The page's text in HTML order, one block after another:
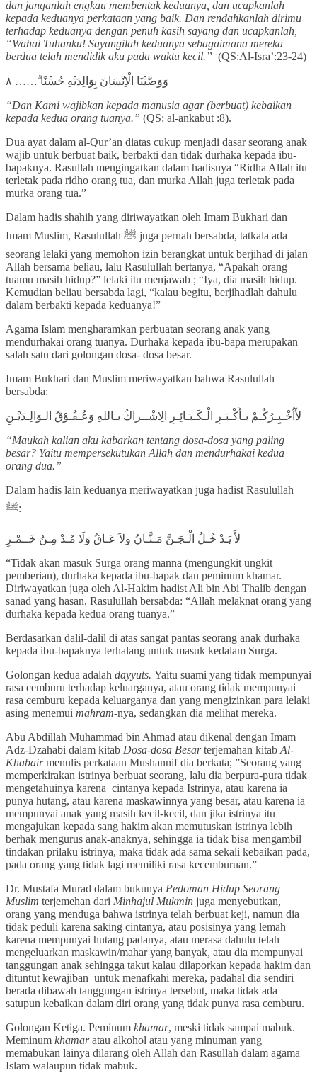
dan janganlah engkau membentak keduanya, dan ucapkanlah
kepada keduanya perkataan yang baik. Dan rendahkanlah dirimu
terhadap keduanya dengan penuh kasih sayang dan ucapkanlah,
“Wahai Tuhanku! Sayangilah keduanya sebagaimana mereka
berdua telah mendidik aku pada waktu kecil.” (QS:Al-Isra’:23-24)
وَوَصَّيْنَا الْاِنْسَانَ بِوَالِدَيْهِ حُسْنًا ۗ…… ٨
“Dan Kami wajibkan kepada manusia agar (berbuat) kebaikan
kepada kedua orang tuanya.” (QS: al-ankabut :8).
Dua ayat dalam al-Qur’an diatas cukup menjadi dasar seorang anak
wajib untuk berbuat baik, berbakti dan tidak durhaka kepada ibu-
bapaknya. Rasullah mengingatkan dalam hadisnya “Ridha Allah itu
terletak pada ridho orang tua, dan murka Allah juga terletak pada
murka orang tua.”
Dalam hadis shahih yang diriwayatkan oleh Imam Bukhari dan
Imam Muslim, Rasulullah ﷺ juga pernah bersabda, tatkala ada
seorang lelaki yang memohon izin berangkat untuk berjihad di jalan
Allah bersama beliau, lalu Rasulullah bertanya, “Apakah orang
tuamu masih hidup?” lelaki itu menjawab ; “Iya, dia masih hidup.
Kemudian beliau bersabda lagi, “kalau begitu, berjihadlah dahulu
dalam berbakti kepada keduanya!”
Agama Islam mengharamkan perbuatan seorang anak yang
mendurhakai orang tuanya. Durhaka kepada ibu-bapa merupakan
salah satu dari golongan dosa- dosa besar.
Imam Bukhari dan Muslim meriwayatkan bahwa Rasulullah
bersabda:
لأَاُخْـبِـرُكٌـمْ بـأَكْـبَـرِ الْـكَـبَـائِـرِ الِاشْــراكُ بـاللهِ وَعُـقُـوْقُ الـوَالِـدَيْـنِ
“Maukah kalian aku kabarkan tentang dosa-dosa yang paling
besar? Yaitu mempersekutukan Allah dan mendurhakai kedua
orang dua.”
Dalam hadis lain keduanya meriwayatkan juga hadist Rasulullah
ﷺ:
لأَ يَـدْ خُـلُ الْـجَـنَّ مَـنَّـانُ ولاَ عَـاقُ وَلَا مُـدْ مِـنُ خَــمْـرِ
“Tidak akan masuk Surga orang manna (mengungkit ungkit
pemberian), durhaka kepada ibu-bapak dan peminum khamar.
Diriwayatkan juga oleh Al-Hakim hadist Ali bin Abi Thalib dengan
sanad yang hasan, Rasulullah bersabda: “Allah melaknat orang yang
durhaka kepada kedua orang tuanya.”
Berdasarkan dalil-dalil di atas sangat pantas seorang anak durhaka
kepada ibu-bapaknya terhalang untuk masuk kedalam Surga.
Golongan kedua adalah dayyuts. Yaitu suami yang tidak mempunyai
rasa cemburu terhadap keluarganya, atau orang tidak mempunyai
rasa cemburu kepada keluarganya dan yang mengizinkan para lelaki
asing menemui mahram-nya, sedangkan dia melihat mereka.
Abu Abdillah Muhammad bin Ahmad atau dikenal dengan Imam
Adz-Dzahabi dalam kitab Dosa-dosa Besarterjemahan kitabAl-
Khabairmenulis perkataan Mushannif dia berkata; ”Seorang yang
memperkirakan istrinya berbuat seorang, lalu dia berpura-pura tidak
mengetahuinya karena cintanya kepada Istrinya, atau karena ia
punya hutang, atau karena maskawinnya yang besar, atau karena ia
mempunyai anak yang masih kecil-kecil, dan jika istrinya itu
mengajukan kepada sang hakim akan memutuskan istrinya lebih
berhak mengurus anak-anaknya, sehingga ia tidak bisa mengambil
tindakan prilaku istrinya, maka tidak ada sama sekali kebaikan pada,
pada orang yang tidak lagi memiliki rasa kecemburuan.”
Dr. Mustafa Murad dalam bukunya Pedoman Hidup Seorang
Muslim terjemehan dari Minhajul Mukmin juga menyebutkan,
orang yang menduga bahwa istrinya telah berbuat keji, namun dia
tidak peduli karena saking cintanya, atau posisinya yang lemah
karena mempunyai hutang padanya, atau merasa dahulu telah
mengeluarkan maskawin/mahar yang banyak, atau dia mempunyai
tanggungan anak sehingga takut kalau dilaporkan kepada hakim dan
dituntut kewajiban untuk menafkahi mereka, padahal dia sendiri
berada dibawah tanggungan istrinya tersebut, maka tidak ada
satupun kebaikan dalam diri orang yang tidak punya rasa cemburu.
Golongan Ketiga. Peminum khamar, meski tidak sampai mabuk.
Meminum khamaratau alkohol atau yang minuman yang
memabukan lainya dilarang oleh Allah dan Rasullah dalam agama
Islam walaupun tidak mabuk.